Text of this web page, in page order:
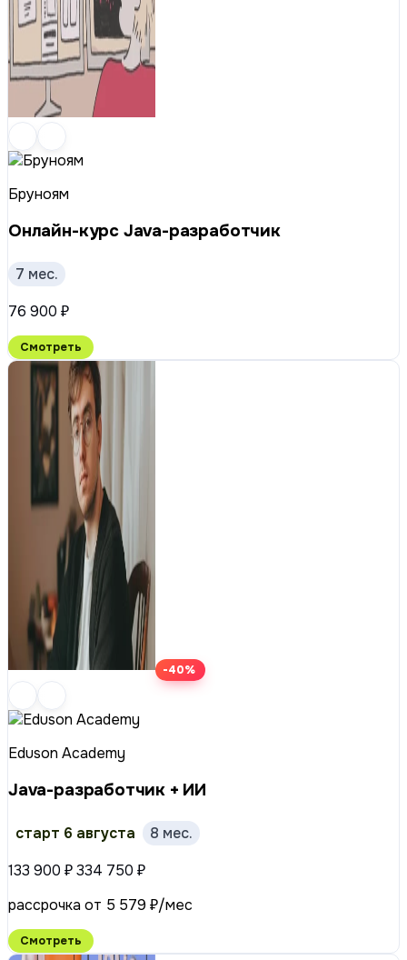
Бруноям
Онлайн-курс Java-разработчик
7 мес.
76 900 ₽
Смотреть
-40%
Eduson Academy
Java-разработчик + ИИ
старт 6 августа
8 мес.
133 900 ₽334 750 ₽
рассрочка от 5 579 ₽/мес
Смотреть